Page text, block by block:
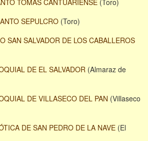
TOMÁS CANTUARIENSE (Toro)
SEPULCRO (Toro)
SAN SALVADOR DE LOS CABALLEROS
DE EL SALVADOR (Almaraz de
DE VILLASECO DEL PAN (Villaseco
DE SAN PEDRO DE LA NAVE (El